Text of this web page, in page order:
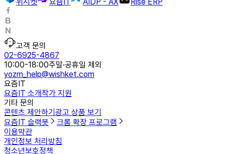
고객 문의
02-6925-4867
10:00-18:00주말·공휴일 제외
yozm_help@wishket.com
요즘IT
요즘IT 소개작가 지원
기타 문의
콘텐츠 제안하기 광고 상품 보기
요즘IT 슬랙봇
크롬 확장 프로그램
이용약관
개인정보 처리방침
청소년보호정책